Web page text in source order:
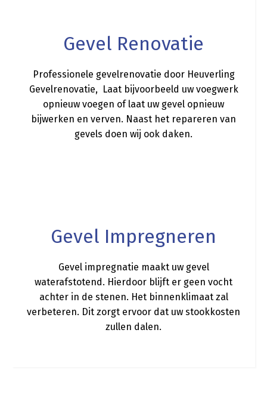
Gevel Renovatie
Professionele gevelrenovatie door Heuverling
Gevelrenovatie, Laat bijvoorbeeld uw voegwerk
opnieuw voegen of laat uw gevel opnieuw
bijwerken en verven. Naast het repareren van
gevels doen wij ook daken.
Gevel Impregneren
Gevel impregnatie maakt uw gevel
waterafstotend. Hierdoor blijft er geen vocht
achter in de stenen. Het binnenklimaat zal
verbeteren. Dit zorgt ervoor dat uw stookkosten
zullen dalen.